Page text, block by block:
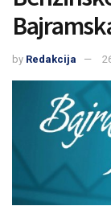
by Redakcija